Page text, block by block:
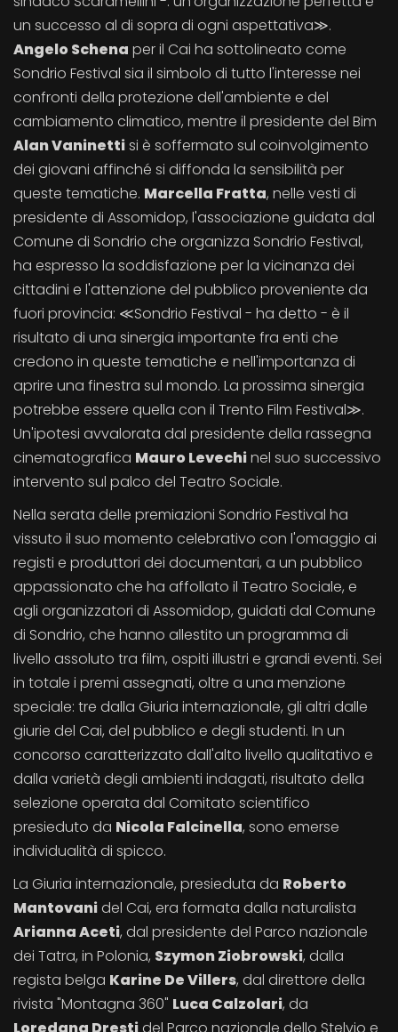
un successo al di sopra di ogni aspettativa≫.
Angelo Schena per il Cai ha sottolineato come
Sondrio Festival sia il simbolo di tutto l'interesse nei
confronti della protezione dell'ambiente e del
cambiamento climatico, mentre il presidente del Bim
Alan Vaninettisi è soffermato sul coinvolgimento
dei giovani affinché si diffonda la sensibilità per
queste tematiche. Marcella Fratta, nelle vesti di
presidente di Assomidop, l'associazione guidata dal
Comune di Sondrio che organizza Sondrio Festival,
ha espresso la soddisfazione per la vicinanza dei
cittadini e l'attenzione del pubblico proveniente da
fuori provincia: ≪Sondrio Festival - ha detto - è il
risultato di una sinergia importante fra enti che
credono in queste tematiche e nell'importanza di
aprire una finestra sul mondo. La prossima sinergia
potrebbe essere quella con il Trento Film Festival≫.
Un'ipotesi avvalorata dal presidente della rassegna
cinematografica Mauro Levechinel suo successivo
intervento sul palco del Teatro Sociale.
Nella serata delle premiazioni Sondrio Festival ha
vissuto il suo momento celebrativo con l'omaggio ai
registi e produttori dei documentari, a un pubblico
appassionato che ha affollato il Teatro Sociale, e
agli organizzatori di Assomidop, guidati dal Comune
di Sondrio, che hanno allestito un programma di
livello assoluto tra film, ospiti illustri e grandi eventi. Sei
in totale i premi assegnati, oltre a una menzione
speciale: tre dalla Giuria internazionale, gli altri dalle
giurie del Cai, del pubblico e degli studenti. In un
concorso caratterizzato dall'alto livello qualitativo e
dalla varietà degli ambienti indagati, risultato della
selezione operata dal Comitato scientifico
presieduto da Nicola Falcinella, sono emerse
individualità di spicco.
La Giuria internazionale, presieduta da Roberto
Mantovanidel Cai, era formata dalla naturalista
Arianna Aceti, dal presidente del Parco nazionale
dei Tatra, in Polonia, Szymon Ziobrowski, dalla
regista belga Karine De Villers, dal direttore della
rivista "Montagna 360" Luca Calzolari, da